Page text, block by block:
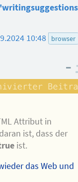
10:48
browser
–
Attribut in
ist, dass der
ist.
das Web und